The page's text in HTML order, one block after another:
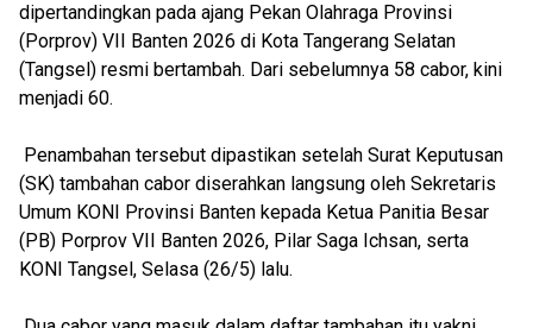
dipertandingkan pada ajang Pekan Olahraga Provinsi
(Porprov) VII Banten 2026 di Kota Tangerang Selatan
(Tangsel) resmi bertambah. Dari sebelumnya 58 cabor, kini
menjadi 60.
Penambahan tersebut dipastikan setelah Surat Keputusan
(SK) tambahan cabor diserahkan langsung oleh Sekretaris
Umum KONI Provinsi Banten kepada Ketua Panitia Besar
(PB) Porprov VII Banten 2026, Pilar Saga Ichsan, serta
KONI Tangsel, Selasa (26/5) lalu.